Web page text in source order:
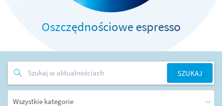
Oszczędnościowe espresso
SZUKAJ